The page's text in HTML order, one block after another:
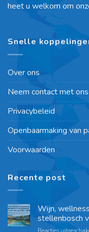
heet u welkom om
Snelle
Over ons
Neem contact met
Privacybeleid
Openbaarmaking van
Voorwaarden
Recente post
Wijn,
stellenbosch